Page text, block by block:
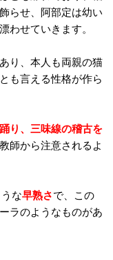
らせ、阿部定は幼い
わせていきます。
り、本人も両親の猫
とも言える性格が作ら
り、三味線の稽古を
師から注意されるよ
な早熟さで、この
ラのようなものがあ